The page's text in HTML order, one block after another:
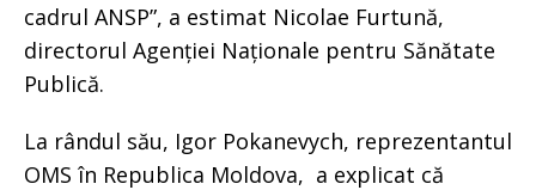
cadrul ANSP”, a estimat Nicolae Furtună,
directorul Agenției Naționale pentru Sănătate
Publică.
La rândul său, Igor Pokanevych, reprezentantul
OMS în Republica Moldova, a explicat că